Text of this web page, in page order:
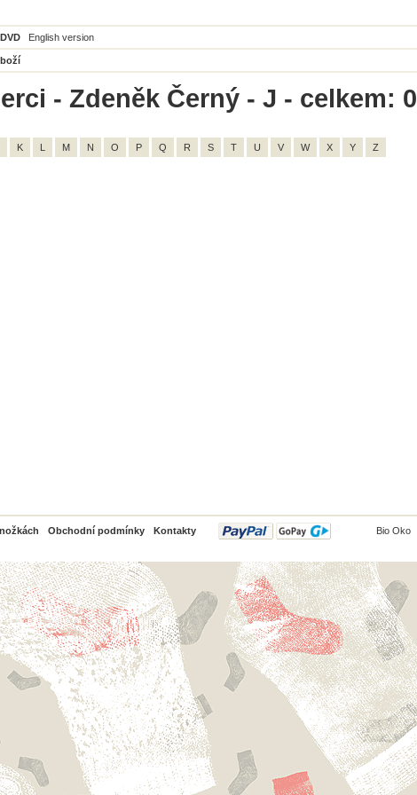
English version
- Zdeněk Černý - J - celkem: 0
K L M N O P Q R S T U V W X Y Z
Obchodní podmínky Kontakty
PayPal Bio Oko